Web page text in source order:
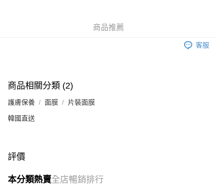
單。 如果訂購後七個工作天內我們未能收到有關存款，有關訂單將被取消。
每筆HK$30.00，滿HK$580.00或以上免運費
本地配送
每筆HK$30.00，滿HK$580.00或以上免運費
其他地區配送
商品推薦
客服
商品相關分類 (2)
護膚保養 面膜 片裝面膜
韓國直送
評價
本分類熱賣全店暢銷排行